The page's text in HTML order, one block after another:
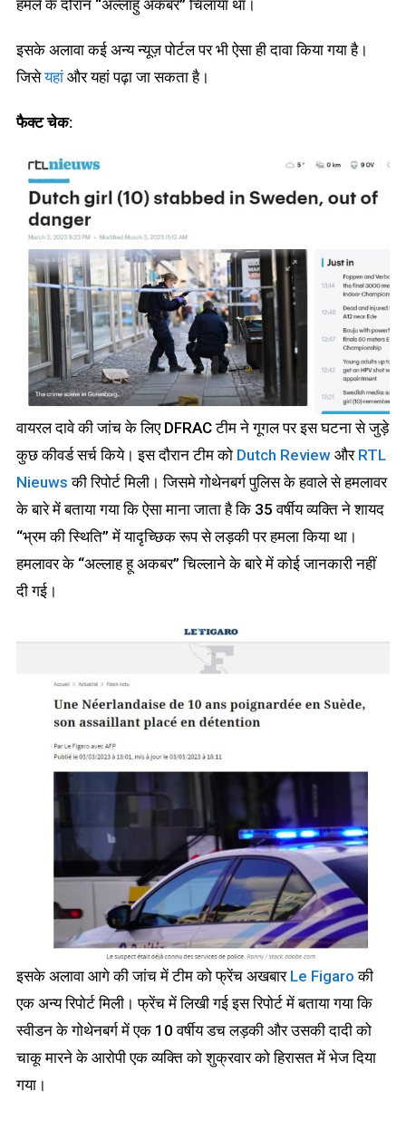
हमले के दौरान “अल्लाहु अकबर” चिलाया था।
इसके अलावा कई अन्य न्यूज़ पोर्टल पर भी ऐसा ही दावा किया गया है।
जिसेयहांऔर यहां पढ़ा जा सकता है।
फैक्ट चेक:
वायरल दावे की जांच के लिए DFRAC टीम ने गूगल पर इस घटना से जुड़े
कुछ कीवर्ड सर्च किये। इस दौरान टीम को Dutch Reviewऔर RTL
Nieuws की रिपोर्ट मिली। जिसमे गोथेनबर्ग पुलिस के हवाले से हमलावर
के बारे में बताया गया कि ऐसा माना जाता है कि 35 वर्षीय व्यक्ति ने शायद
“भ्रम की स्थिति” में यादृच्छिक रूप से लड़की पर हमला किया था।
हमलावर के “अल्लाह हू अकबर” चिल्लाने के बारे में कोई जानकारी नहीं
दी गई।
इसके अलावा आगे की जांच में टीम को फ्रेंच अखबार Le Figaro की
एक अन्य रिपोर्ट मिली। फ्रेंच में लिखी गई इस रिपोर्ट में बताया गया कि
स्वीडन के गोथेनबर्ग में एक 10 वर्षीय डच लड़की और उसकी दादी को
चाकू मारने के आरोपी एक व्यक्ति को शुक्रवार को हिरासत में भेज दिया
गया।